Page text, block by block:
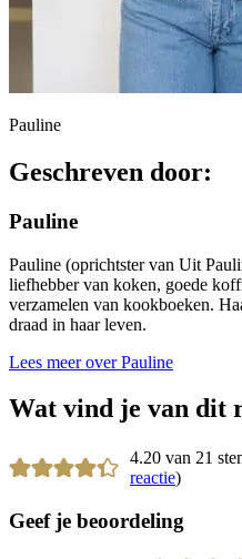
Pauline
Geschreven door:
Pauline
Pauline (oprichtster van Uit
liefhebber van koken, goede
verzamelen van kookboeken.
draad in haar leven.
Lees meer over Pauline
Wat vind je van dit
4.20 van 21
reactie)
Geef je beoordeling